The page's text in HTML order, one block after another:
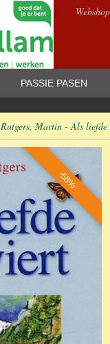
Webshop
PASSIE PASEN
Rutgers, Martin - Als liefde
-58%